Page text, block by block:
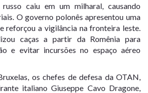
caiu em um milharal, causando
O governo polonês apresentou uma
reforçou a vigilância na fronteira leste.
caças a partir da Romênia para
e evitar incursões no espaço aéreo
os chefes de defesa da OTAN,
italiano Giuseppe Cavo Dragone,